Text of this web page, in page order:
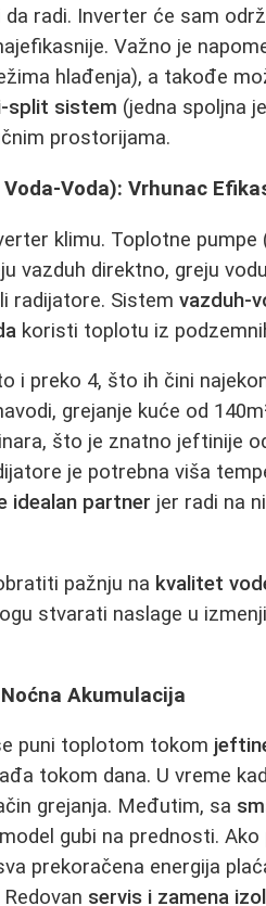
da radi. Inverter će sam
Važno je
hlađenja), a takođe
split sistem (jedna spoljna
prostorijama.
Voda): Vrhunac
klimu. Toplotne
vazduh direktno, greju
radijatore. Sistemvazduh-
koristi toplotu iz
i preko 4, što ih čini
grejanje kuće od
što je znatno jeftinije
je potrebna viša
idealan partner jer radi na
pažnju na kvalitet
stvarati naslage u
Akumulacija
puni toplotom tokom
tokom dana. U vreme
grejanja. Međutim, sa
gubi na prednosti.
prekoračena energija
servis i zamena